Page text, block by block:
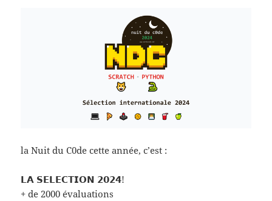
la Nuit du C0de cette année, c’est :
𝗟𝗔 𝗦𝗘𝗟𝗘𝗖𝗧𝗜𝗢𝗡 𝟮𝟬𝟮𝟰!
+ de 2000 évaluations